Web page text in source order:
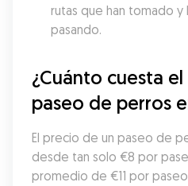
rutas que han tomado
pasando.
¿Cuánto cuesta
paseo de perros
El precio de un paseo de
desde tan solo €8 por
promedio de €11 por